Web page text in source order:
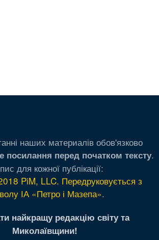
наших материалів обов'язково
посилання перед початком тексту.
для кожної публікації:
PiM, LLC. Передруковується з
ІА «Петро і Мазепа».
найкращу редакцію світу та
Миколаївщини!